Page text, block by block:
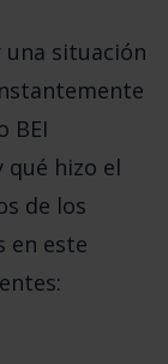
una situación
BEI
hizo el
de los
en este